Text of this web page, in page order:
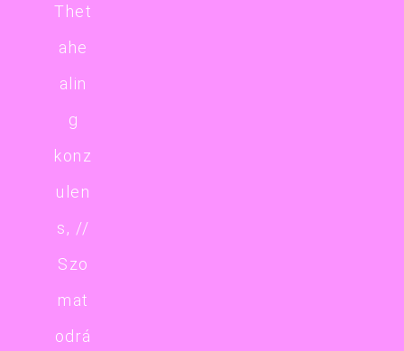
Thet
ahe
alin
g
konz
ulen
s, //
Szo
mat
odrá